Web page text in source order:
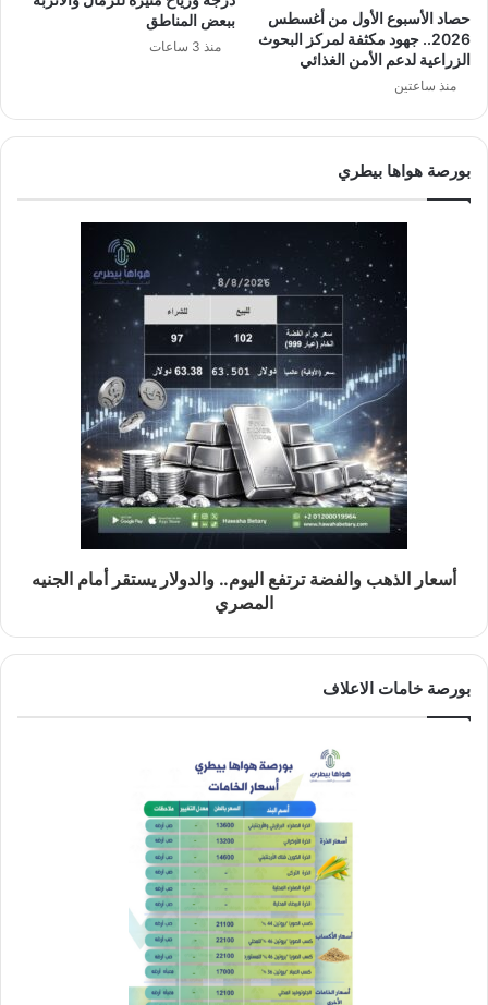
حصاد الأسبوع الأول من أغسطس
2026.. جهود مكثفة لمركز البحوث
الزراعية لدعم الأمن الغذائي
منذ ساعتين
ببعض المناطق
منذ 3 ساعات
بورصة هواها بيطري
أسعار الذهب والفضة ترتفع اليوم.. والدولار يستقر أمام الجنيه
المصري
بورصة خامات الاعلاف